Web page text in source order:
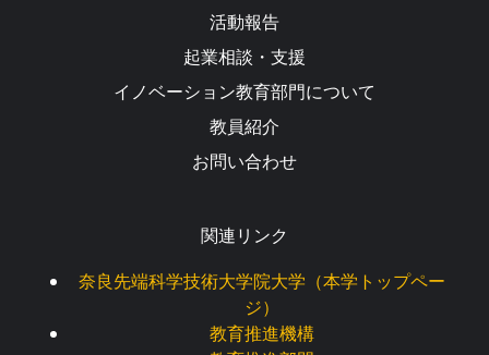
活動報告
起業相談・支援
イノベーション教育部門について
教員紹介
お問い合わせ
関連リンク
奈良先端科学技術大学院大学（本学トップペー
ジ）
教育推進機構